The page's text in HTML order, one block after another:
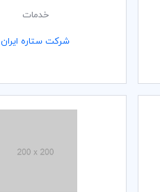
خدمات
شرکت ستاره ایران